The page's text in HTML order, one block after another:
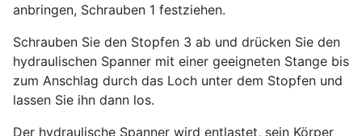
anbringen, Schrauben 1 festziehen.
Schrauben Sie den Stopfen 3 ab und drücken Sie den
hydraulischen Spanner mit einer geeigneten Stange bis
zum Anschlag durch das Loch unter dem Stopfen und
lassen Sie ihn dann los.
Der hydraulische Spanner wird entlastet, sein Körper